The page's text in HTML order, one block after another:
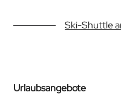
Ski-Shuttle
Urlaubsangebote